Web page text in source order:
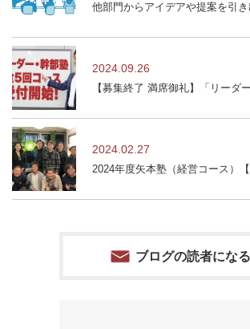
他部門からアイデアや提案を引
2024.09.26
【募集終了 満席御礼】「リーダ
2024.02.27
2024年度矢本塾（経営コース）
ブログの読者になる